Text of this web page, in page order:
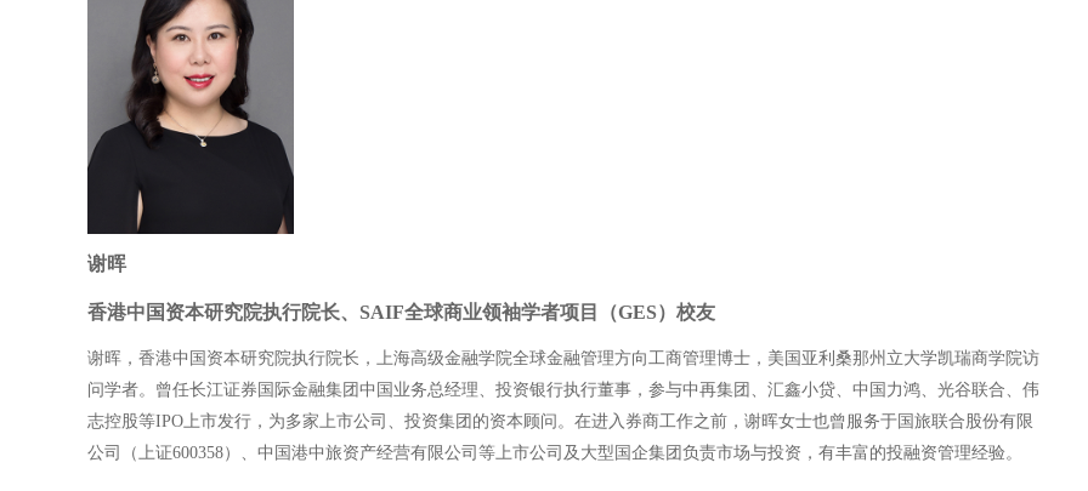
谢晖
香港中国资本研究院执行院长、SAIF全球商业领袖学者项目（GES）校友
谢晖，香港中国资本研究院执行院长，上海高级金融学院全球金融管理方向工商管理博士，美国亚利桑那州立大学凯瑞商学院访
问学者。曾任长江证券国际金融集团中国业务总经理、投资银行执行董事，参与中再集团、汇鑫小贷、中国力鸿、光谷联合、伟
志控股等IPO上市发行，为多家上市公司、投资集团的资本顾问。在进入券商工作之前，谢晖女士也曾服务于国旅联合股份有限
公司（上证600358）、中国港中旅资产经营有限公司等上市公司及大型国企集团负责市场与投资，有丰富的投融资管理经验。